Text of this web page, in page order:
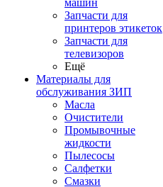
машин
Запчасти для
принтеров этикеток
Запчасти для
телевизоров
Ещё
Материалы для
обслуживания ЗИП
Масла
Очистители
Промывочные
жидкости
Пылесосы
Салфетки
Смазки